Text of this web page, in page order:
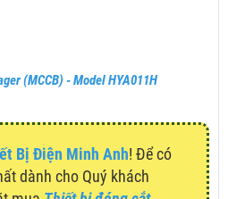
(MCCB) - Model HYA011H
Bị Điện Minh Anh! Để có
dành cho Quý khách